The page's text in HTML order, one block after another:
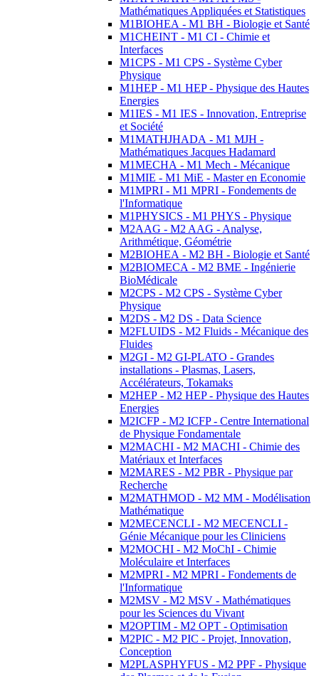
Mathématiques Appliquées et Statistiques
M1BIOHEA - M1 BH - Biologie et Santé
M1CHEINT - M1 CI - Chimie et
Interfaces
M1CPS - M1 CPS - Système Cyber
Physique
M1HEP - M1 HEP - Physique des Hautes
Energies
M1IES - M1 IES - Innovation, Entreprise
et Société
M1MATHJHADA - M1 MJH -
Mathématiques Jacques Hadamard
M1MECHA - M1 Mech - Mécanique
M1MIE - M1 MiE - Master en Economie
M1MPRI - M1 MPRI - Fondements de
l'Informatique
M1PHYSICS - M1 PHYS - Physique
M2AAG - M2 AAG - Analyse,
Arithmétique, Géométrie
M2BIOHEA - M2 BH - Biologie et Santé
M2BIOMECA - M2 BME - Ingénierie
BioMédicale
M2CPS - M2 CPS - Système Cyber
Physique
M2DS - M2 DS - Data Science
M2FLUIDS - M2 Fluids - Mécanique des
Fluides
M2GI - M2 GI-PLATO - Grandes
installations - Plasmas, Lasers,
Accélérateurs, Tokamaks
M2HEP - M2 HEP - Physique des Hautes
Energies
M2ICFP - M2 ICFP - Centre International
de Physique Fondamentale
M2MACHI - M2 MACHI - Chimie des
Matériaux et Interfaces
M2MARES - M2 PBR - Physique par
Recherche
M2MATHMOD - M2 MM - Modélisation
Mathématique
M2MECENCLI - M2 MECENCLI -
Génie Mécanique pour les Cliniciens
M2MOCHI - M2 MoChI - Chimie
Moléculaire et Interfaces
M2MPRI - M2 MPRI - Fondements de
l'Informatique
M2MSV - M2 MSV - Mathématiques
pour les Sciences du Vivant
M2OPTIM - M2 OPT - Optimisation
M2PIC - M2 PIC - Projet, Innovation,
Conception
M2PLASPHYFUS - M2 PPF - Physique